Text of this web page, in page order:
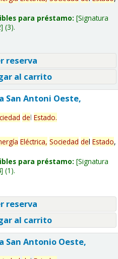
para préstamo: Signatura
(3).
reserva
al carrito
San Antoni Oeste,
del Estado.
Eléctrica, Sociedad del Estado,
para préstamo: Signatura
(1).
reserva
al carrito
San Antonio Oeste,